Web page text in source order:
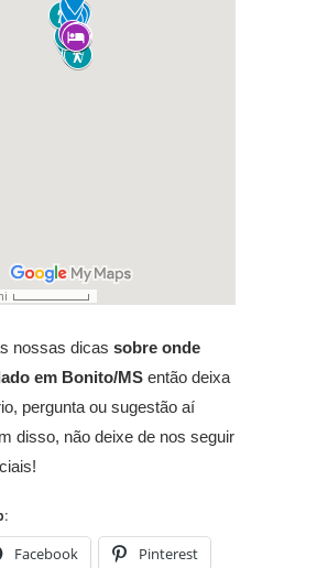
nossas dicas sobre onde
em Bonito/MS então deixa
pergunta ou sugestão aí
disso, não deixe de nos seguir
Facebook Pinterest